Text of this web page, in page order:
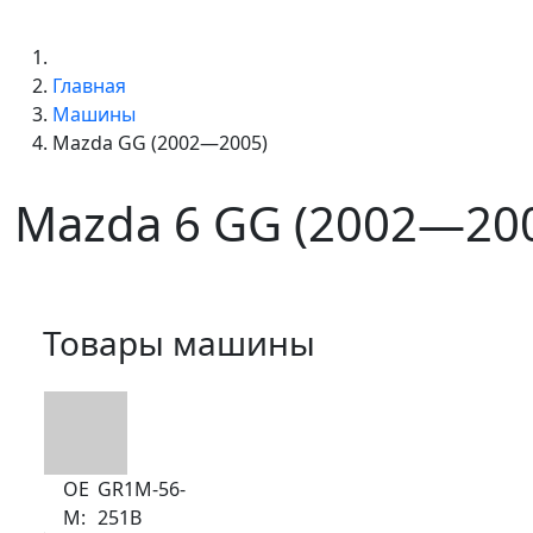
Главная
Машины
Mazda GG (2002—2005)
Mazda 6 GG
Товары машины
ОЕ
М:
GR1M-56-
251B